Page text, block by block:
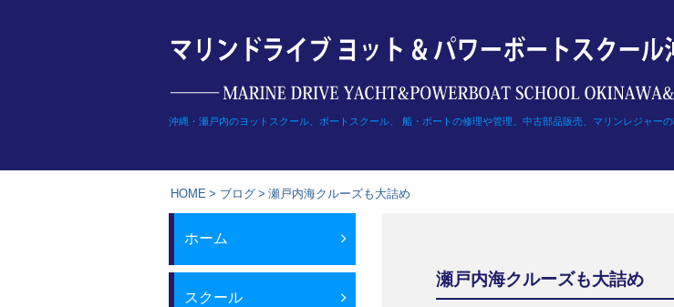
沖縄・瀬戸内のヨットスクール、ボートスクール、 船・ボートの修理や管理、中古部品販売、マリンレジャー
HOME > ブログ > 瀬戸内海クルーズも大詰め
瀬戸内海クルーズも大詰め
ホーム
スクール